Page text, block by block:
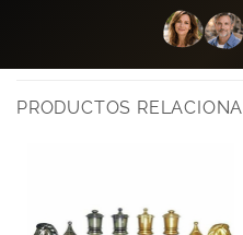
PRODUCTOS